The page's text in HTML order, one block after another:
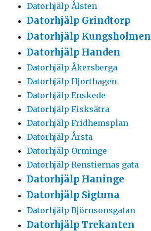
Datorhjälp Ålsten
Datorhjälp Grindtorp
Datorhjälp Kungsholmen
Datorhjälp Handen
Datorhjälp Åkersberga
Datorhjälp Hjorthagen
Datorhjälp Enskede
Datorhjälp Fisksätra
Datorhjälp Fridhemsplan
Datorhjälp Årsta
Datorhjälp Orminge
Datorhjälp Renstiernas gata
Datorhjälp Haninge
Datorhjälp Sigtuna
Datorhjälp Björnsonsgatan
Datorhjälp Trekanten